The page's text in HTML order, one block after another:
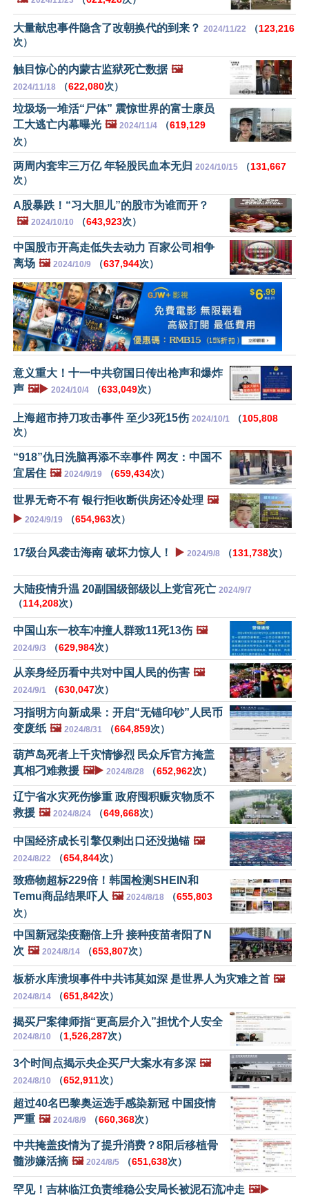
大量献忠事件隐含了改朝换代的到来？ 2024/11/22 （123,216
次）
触目惊心的内蒙古监狱死亡数据 🖼️
2024/11/18 （622,080次）
垃圾场一堆活“尸体” 震惊世界的富士康员
工大逃亡内幕曝光 🖼️ 2024/11/4 （619,129
次）
两周内套牢三万亿 年轻股民血本无归 2024/10/15 （131,667
次）
A股暴跌！“习大胆儿”的股市为谁而开？
🖼️ 2024/10/10 （643,923次）
中国股市开高走低失去动力 百家公司相争
离场 🖼️ 2024/10/9 （637,944次）
意义重大！十一中共窃国日传出枪声和爆炸
声 🖼️▶️ 2024/10/4 （633,049次）
上海超市持刀攻击事件 至少3死15伤 2024/10/1 （105,808
次）
“918”仇日洗脑再添不幸事件 网友：中国不
宜居住 🖼️ 2024/9/19 （659,434次）
世界无奇不有 银行拒收断供房还冷处理 🖼️
▶️ 2024/9/19 （654,963次）
17级台风袭击海南 破坏力惊人！ ▶️ 2024/9/8 （131,738次）
大陆疫情升温 20副国级部级以上党官死亡 2024/9/7
（114,208次）
中国山东一校车冲撞人群致11死13伤 🖼️
2024/9/3 （629,984次）
从亲身经历看中共对中国人民的伤害 🖼️
2024/9/1 （630,047次）
习指明方向新成果：开启“无锚印钞”人民币
变废纸 🖼️ 2024/8/31 （664,859次）
葫芦岛死者上千灾情惨烈 民众斥官方掩盖
真相刁难救援 🖼️▶️ 2024/8/28 （652,962次）
辽宁省水灾死伤惨重 政府囤积赈灾物质不
救援 🖼️ 2024/8/24 （649,668次）
中国经济成长引擎仅剩出口还没抛锚 🖼️
2024/8/22 （654,844次）
致癌物超标229倍！韩国检测SHEIN和
Temu商品结果吓人 🖼️ 2024/8/18 （655,803
次）
中国新冠染疫翻倍上升 接种疫苗者阳了N
次 🖼️ 2024/8/14 （653,807次）
板桥水库溃坝事件中共讳莫如深 是世界人为灾难之首 🖼️
2024/8/14 （651,842次）
揭买尸案律师指“更高层介入”担忧个人安全
2024/8/10 （1,526,287次）
3个时间点揭示央企买尸大案水有多深 🖼️
2024/8/10 （652,911次）
超过40名巴黎奥运选手感染新冠 中国疫情
严重 🖼️ 2024/8/9 （660,368次）
中共掩盖疫情为了提升消费？8阳后移植骨
髓涉嫌活摘 🖼️ 2024/8/5 （651,638次）
罕见！吉林临江负责维稳公安局长被泥石流冲走 🖼️▶️